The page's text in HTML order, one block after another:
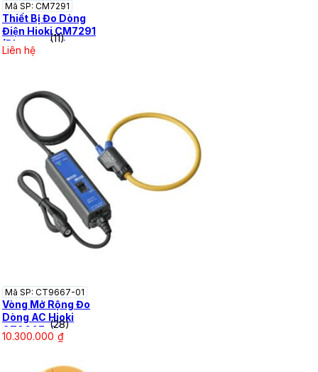
Mã SP: CM7291
Thiết Bị Đo Dòng
Điện Hioki CM7291
(Bluetooth®)
(11)
Liên hệ
Mã SP: CT9667-01
Vòng Mở Rộng Đo
Dòng AC Hioki
CT9667-01(28)
10.300.000 ₫